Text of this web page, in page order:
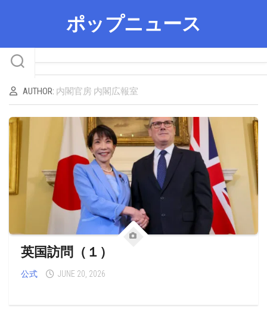
ポップニュース
AUTHOR: 内閣官房 内閣広報室
英国訪問（１）
公式 JUNE 20, 2026